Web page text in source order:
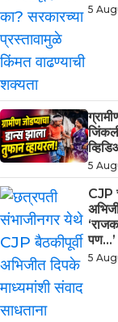
5
5
CJP
पण…’
5